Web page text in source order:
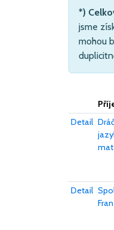
*)
jsme
mohou
Detail
Detail